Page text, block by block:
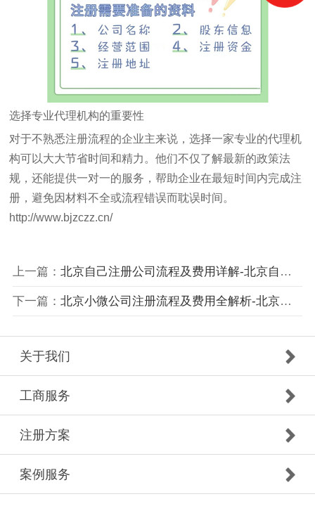
选择专业代理机构的重要性
对于不熟悉注册流程的企业主来说，选择一家专业的代理机
构可以大大节省时间和精力。他们不仅了解最新的政策法
规，还能提供一对一的服务，帮助企业在最短时间内完成注
册，避免因材料不全或流程错误而耽误时间。
http://www.bjzczz.cn/
上一篇： 北京自己注册公司流程及费用详解-北京自主注册公司步骤与成本分析
下一篇： 北京小微公司注册流程及费用全解析-北京注册小微企业所需材料和费用明细
关于我们
工商服务
注册方案
案例服务